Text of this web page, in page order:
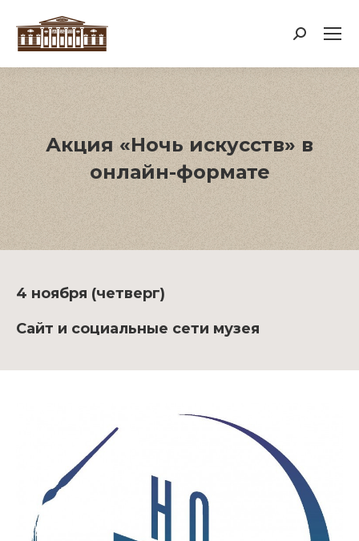
Поиск:
Акция «Ночь искусств» в
онлайн-формате
4 ноября (четверг)
Сайт и социальные сети музея